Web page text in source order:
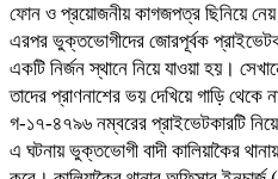
ফোন ও প্রয়োজনীয় কাগজপত্র ছিনিয়ে
এরপর ভুক্তভোগীদের জোরপূর্বক
একটি নির্জন স্থানে নিয়ে যাওয়া হয়।
তাদের প্রাণনাশের ভয় দেখিয়ে গাড়ি থেকে
গ-১৭-৪৭৯৬ নম্বরের প্রাইভেটকারটি নিয়ে
এ ঘটনায় ভুক্তভোগী বাদী কালিয়াকৈর